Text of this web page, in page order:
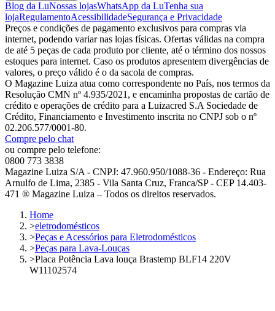
Blog da LuNossas lojasWhatsApp da LuTenha sua
lojaRegulamentoAcessibilidadeSegurança e Privacidade
Preços e condições de pagamento exclusivos para compras via
internet, podendo variar nas lojas físicas. Ofertas válidas na compra
de até 5 peças de cada produto por cliente, até o término dos nossos
estoques para internet. Caso os produtos apresentem divergências de
valores, o preço válido é o da sacola de compras.
O Magazine Luiza atua como correspondente no País, nos termos da
Resolução CMN nº 4.935/2021, e encaminha propostas de cartão de
crédito e operações de crédito para a Luizacred S.A Sociedade de
Crédito, Financiamento e Investimento inscrita no CNPJ sob o nº
02.206.577/0001-80.
Compre pelo chat
ou compre pelo telefone:
0800 773 3838
Magazine Luiza S/A - CNPJ: 47.960.950/1088-36 - Endereço: Rua
Arnulfo de Lima, 2385 - Vila Santa Cruz, Franca/SP - CEP 14.403-
471 ® Magazine Luiza – Todos os direitos reservados.
Home
>eletrodomésticos
>Peças e Acessórios para Eletrodomésticos
>Peças para Lava-Louças
>Placa Potência Lava louça Brastemp BLF14 220V
W11102574